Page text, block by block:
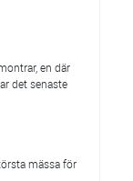
en där
det senaste
mässa för